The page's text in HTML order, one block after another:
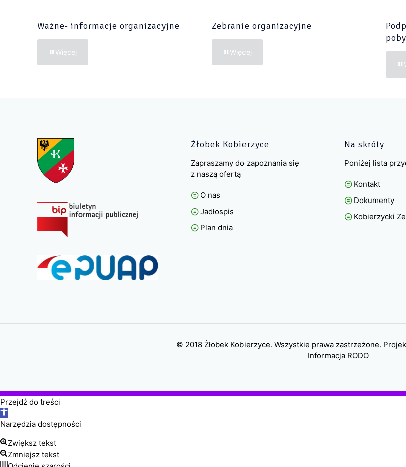
Ważne- informacje organizacyjne
Więcej
Zebranie organizacyjne
Więcej
Żłobek Kobierzyce
Zapraszamy do zapoznania się
z naszą ofertą
O nas
Jadłospis
Plan dnia
Na skróty
Poniżej lista
Kontakt
Dokumenty
Kobierzycki
© 2018 Żłobek Kobierzyce. Wszystkie prawa zastrzeżone.
Informacja RODO
Przejdź do treści
Otwórz
pasek
Narzędzia dostępności
Zwiększ tekst
Zmniejsz tekst